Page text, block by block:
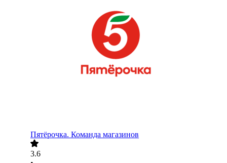
Пятёрочка. Команда магазинов
3.6